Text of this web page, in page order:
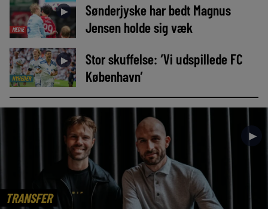
MEDIE
►
Sønderjyske har bedt Magnus
Jensen holde sig væk
NYHEDER
►
Stor skuffelse: ‘Vi udspillede FC
København’
TRANSFER
►